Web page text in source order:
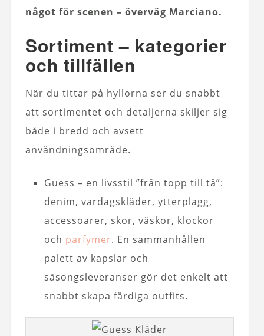
något för scenen – överväg Marciano.
Sortiment – kategorier
och tillfällen
När du tittar på hyllorna ser du snabbt
att sortimentet och detaljerna skiljer sig
både i bredd och avsett
användningsområde.
Guess – en livsstil ”från topp till tå”:
denim, vardagskläder, ytterplagg,
accessoarer, skor, väskor, klockor
och parfymer. En sammanhållen
palett av kapslar och
säsongsleveranser gör det enkelt att
snabbt skapa färdiga outfits.